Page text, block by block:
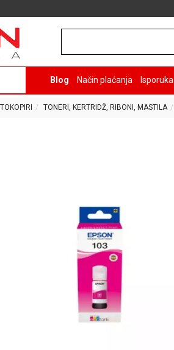
Blog Način plaćanja Isporuka
TONERI, KERTRIDŽ, RIBONI, MASTILA